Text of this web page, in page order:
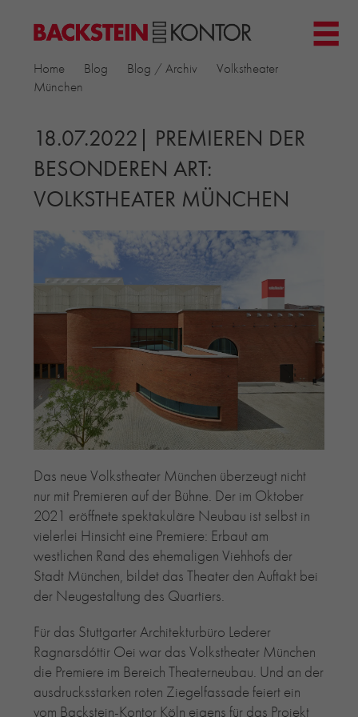
PROJEKTE
▼
KIRCHEN
MEHRFAMILIENHÄUSER
MUSEEN
EINFAMILIENHÄUSER
BILDUNG & FORSCHUNG
PRODUKTE
RIEMCHENKOLLEKTIONEN TONWERK
ALLGEMEINE RIEMCHENKOLLEKTIONEN
RECYCLING-ZIEGEL
RE-USE-ZIEGEL
GLASUR-ZIEGEL
RE-USE-MÖRTEL
FASSADENPLANUNG (SCHWEIZ)
PRIVATKUNDEN
ÜBER UNS
BLOG
Home Blog Blog / Archiv
Volkstheater
München
18.07.2022| PREMIEREN DER
BESONDEREN ART:
VOLKSTHEATER MÜNCHEN
Das neue Volkstheater München überzeugt nicht
nur mit Premieren auf der Bühne. Der im Oktober
2021 eröffnete spektakuläre Neubau ist selbst in
vielerlei Hinsicht eine Premiere: Erbaut am
westlichen Rand des ehemaligen Viehhofs der
Stadt München, bildet das Theater den Auftakt bei
der Neugestaltung des Quartiers.
Für das Stuttgarter Architekturbüro Lederer
Ragnarsdóttir Oei war das Volkstheater München
die Premiere im Bereich Theaterneubau. Und an der
ausdrucksstarken roten Ziegelfassade feiert ein
vom Backstein-Kontor Köln eigens für das Projekt